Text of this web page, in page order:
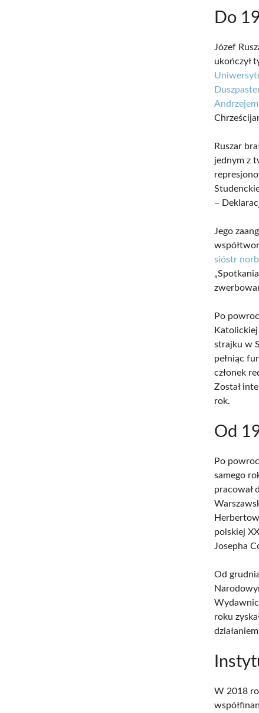
Do
Józef
ukończył
Ruszar
jednym z
–
Jego
sióstr
Po
strajku w
pełniąc
członek
Został
rok.
Od
Po
samego
pracował
polskiej
Josepha
Od
roku
działaniem
W 2018